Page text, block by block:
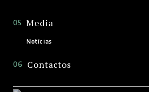
05 Media
Notícias
06 Contactos